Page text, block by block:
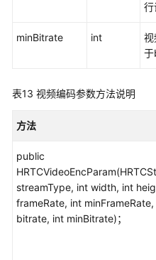
行
minBitrate int
视
表13 视频编码参数方法说明
方法
public
streamType, int width, int
frameRate, int
bitrate, int minBitrate)；